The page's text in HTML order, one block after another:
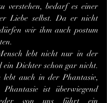
verstehen, bedarf es einer
Liebe selbst. Da er nicht
wir ihm auch postum
ein Dichter schon gar nicht.
lebt auch in der Phantasie,
ist überwiegend
von uns führt ein